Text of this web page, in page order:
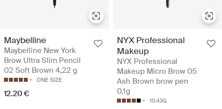
Maybelline
Maybelline New York
Brow Ultra Slim Pencil
02 Soft Brown 4,22 g
ONE SIZE
12.20 €
NYX Professional
Makeup
NYX Professional
Makeup Micro Brow 05
Ash Brown brow pen
0,1g
10.43G